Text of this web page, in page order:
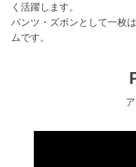
く活躍します。
パンツ・ズボンとして一枚
ムです。